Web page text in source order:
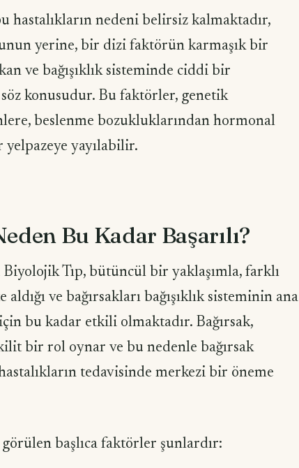
hastalıkların nedeni belirsiz kalmaktadır,
yerine, bir dizi faktörün karmaşık bir
ve bağışıklık sisteminde ciddi bir
konusudur. Bu faktörler, genetik
beslenme bozukluklarından hormonal
yayılabilir.
Bu Kadar Başarılı?
Biyolojik Tıp, bütüncül bir yaklaşımla, farklı
ve bağırsakları bağışıklık sisteminin ana
bu kadar etkili olmaktadır. Bağırsak,
bir rol oynar ve bu nedenle bağırsak
tedavisinde merkezi bir öneme
başlıca faktörler şunlardır: